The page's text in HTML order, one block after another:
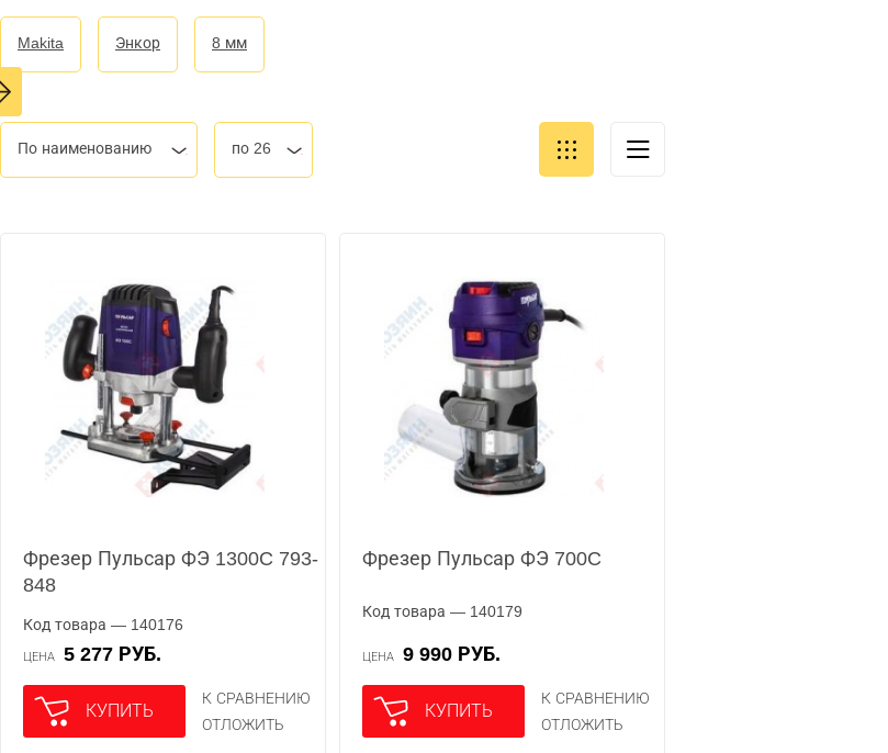
Makita Энкор 8 мм
По наименованию по 26
Фрезер Пульсар ФЭ 1300C 793-
848
Код товара — 140176
ЦЕНА 5 277 РУБ.
КУПИТЬ
К СРАВНЕНИЮ
ОТЛОЖИТЬ
Фрезер Пульсар ФЭ 700C
Код товара — 140179
ЦЕНА 9 990 РУБ.
КУПИТЬ
К СРАВНЕНИЮ
ОТЛОЖИТЬ